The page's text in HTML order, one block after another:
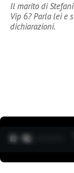
Il marito di
Vip 6? Parla lei e
dichiarazioni.